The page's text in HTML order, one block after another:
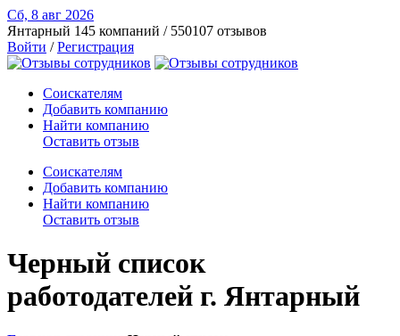
Сб, 8 авг 2026
Янтарный 145 компаний / 550107 отзывов
Войти /Регистрация
Соискателям
Добавить компанию
Найти компанию
Оставить отзыв
Соискателям
Добавить компанию
Найти компанию
Оставить отзыв
Черный список
работодателей г. Янтарный